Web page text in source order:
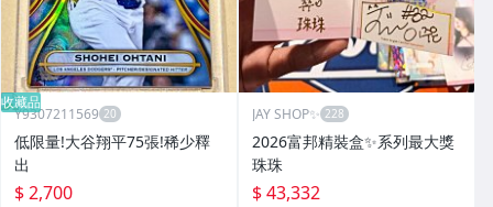
收藏品
Y9307211569
低限量!大谷翔平75張!稀少釋
出
$ 2,700
JAY SHOP✨
2026富邦精裝盒✨系列最大獎
珠珠
$ 43,332